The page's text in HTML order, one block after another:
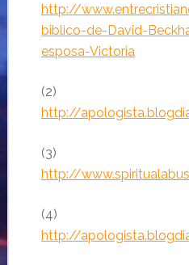
http://
biblico-de-David-
esposa-Victoria
(2)
http://
(3)
http://
(4)
http://